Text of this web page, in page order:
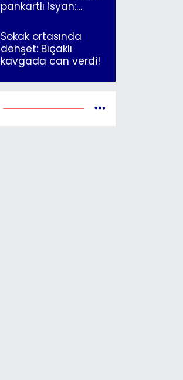
pankartlı isyan:
İzmir"
Sokak ortasında
dehşet: Bıçaklı
kavgada can verdi!